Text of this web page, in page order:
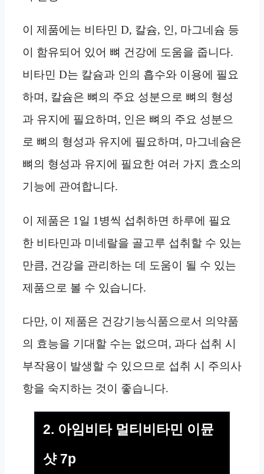
이 제품에는 비타민 D, 칼슘, 인, 마그네슘 등
이 함유되어 있어 뼈 건강에 도움을 줍니다.
비타민 D는 칼슘과 인의 흡수와 이용에 필요
하며, 칼슘은 뼈의 주요 성분으로 뼈의 형성
과 유지에 필요하며, 인은 뼈의 주요 성분으
로 뼈의 형성과 유지에 필요하며, 마그네슘은
뼈의 형성과 유지에 필요한 여러 가지 효소의
기능에 관여합니다.
이 제품은 1일 1병씩 섭취하면 하루에 필요
한 비타민과 미네랄을 골고루 섭취할 수 있는
만큼, 건강을 관리하는 데 도움이 될 수 있는
제품으로 볼 수 있습니다.
다만, 이 제품은 건강기능식품으로서 의약품
의 효능을 기대할 수는 없으며, 과다 섭취 시
부작용이 발생할 수 있으므로 섭취 시 주의사
항을 숙지하는 것이 좋습니다.
2. 아임비타 멀티비타민 이뮨
샷 7p